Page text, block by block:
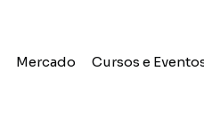
Mercado Cursos e